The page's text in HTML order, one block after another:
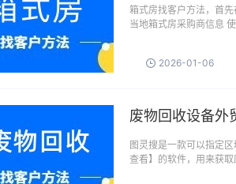
箱式房找客户方法，首
当地箱式房采购商信息
2026-01-06
废物回收设备外
图灵搜是一款可以指定
查看】的软件，用来获